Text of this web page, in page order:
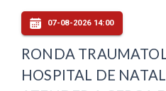
07-08-2026 14:00
RONDA
HOSPITAL DE